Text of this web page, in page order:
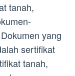
tanah,
yang
sertifikat
tanah,